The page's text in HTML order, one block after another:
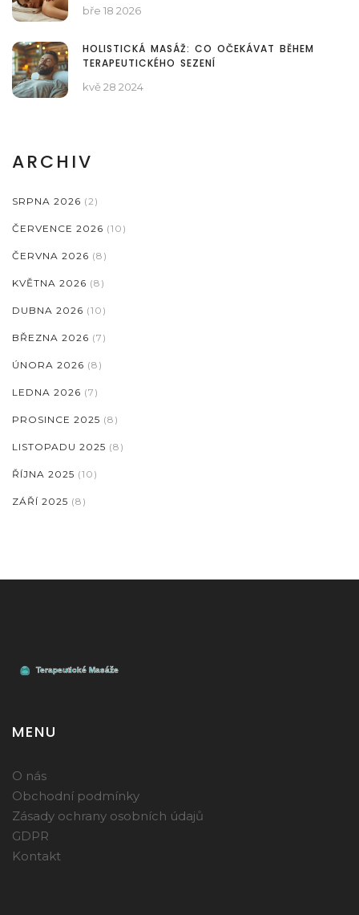
bře 18 2026
HOLISTICKÁ MASÁŽ: CO OČEKÁVAT BĚHEM
TERAPEUTICKÉHO SEZENÍ
kvě 28 2024
ARCHIV
SRPNA 2026 (2)
ČERVENCE 2026 (10)
ČERVNA 2026 (8)
KVĚTNA 2026 (8)
DUBNA 2026 (10)
BŘEZNA 2026 (7)
ÚNORA 2026 (8)
LEDNA 2026 (7)
PROSINCE 2025 (8)
LISTOPADU 2025 (8)
ŘÍJNA 2025 (10)
ZÁŘÍ 2025 (8)
MENU
O nás
Obchodní podmínky
Zásady ochrany osobních údajů
GDPR
Kontakt